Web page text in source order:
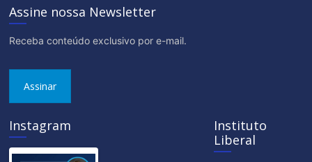
Assine nossa Newsletter
Receba conteúdo exclusivo por e-mail.
Assinar
Instagram
Instituto
Liberal